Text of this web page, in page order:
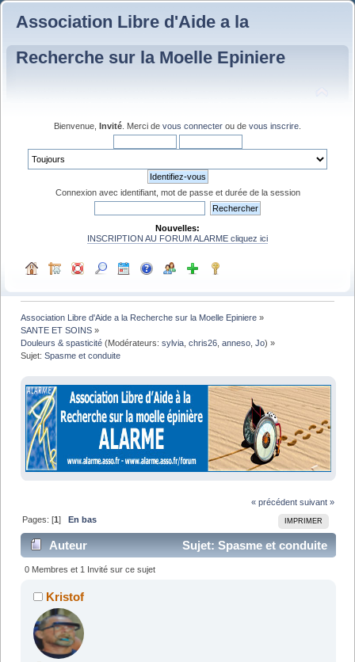
Association Libre d'Aide a la
Recherche sur la Moelle Epiniere
Bienvenue, Invité . Merci de vous connecter ou de vous inscrire
Connexion avec identifiant, mot de passe et durée de la session
Nouvelles:
INSCRIPTION AU FORUM ALARME cliquez ici
Association Libre d'Aide a la Recherche sur la Moelle Epiniere »
SANTE ET SOINS »
Douleurs & spasticité (Modérateurs:sylvia ,chris26 ,anneso ,Jo) »
Sujet:Spasme et conduite
« précédent suivant »
IMPRIMER
Pages: [1] En bas
Auteur
Sujet: Spasme et conduite
(Lu 11181 fois)
0 Membres et 1 Invité sur ce sujet
Kristof